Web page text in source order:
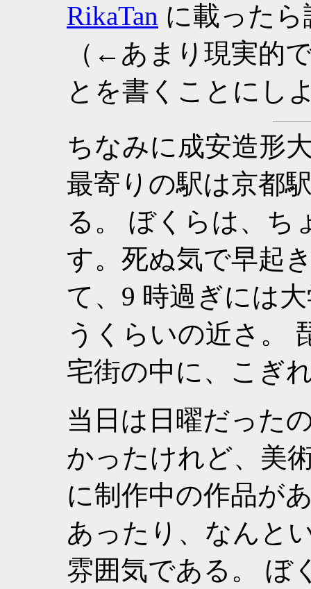
RikaTan に載った
（←あまり現実的
とを書くことにし
ちなみに成安造形
最寄りの駅は京都
る。 ぼくらは、
す。死ぬ気で早起
て、9 時過ぎには
うくらいの近さ。
宅街の中に、こぎ
当日は日曜だった
かったけれど、美
に制作中の作品が
あったり、なんと
雰囲気である。 ぼ